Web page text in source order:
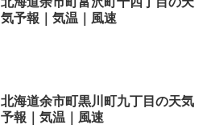
気予報｜気温｜風速
北海道余市町黒川町九丁目の天気
予報｜気温｜風速